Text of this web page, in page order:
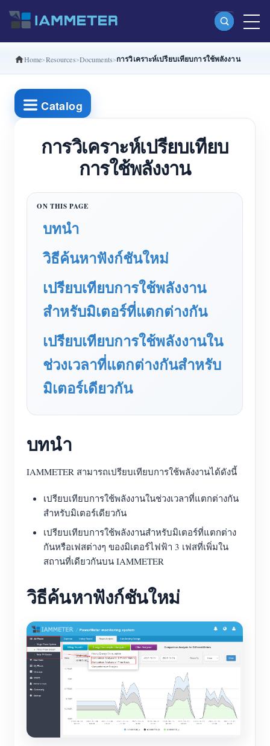
ผลิตภัณฑ์
มิเตอร์พลังงาน Wi-Fi เฟสเดียว (WEM3080)
มิเตอร์พลังงาน Wi-Fi แบบ Split Phase (WEM2067)
มิเตอร์พลังงาน Wi-Fi สามเฟส (WEM3080T)
มิเตอร์พลังงาน Wi-Fi สามเฟส (WEM3046T)
ตัวควบคุมกำลัง WiFi
IAMMETER Cloud Pro
บริการโฮสต์ด้วยตนเอง
โปรแกรมจำลอง IAMMETER
ระบบพยากรณ์และจำลองพลังงาน
แอปพลิเคชัน
ตัวตรวจสอบพลังงานระบบโซลาร์ PV
ตัวตรวจสอบการใช้ไฟฟ้า
ระบบควบคุมฮีตเตอร์ PV
ร้านค้า
แหล่งข้อมูล
คู่มือเริ่มต้นใช้งานผลิตภัณฑ์
เอกสาร
FAQ
ข่าวสาร
บล็อก
ชุมชน
โปรแกรมผู้ร่วมพัฒนา
ศูนย์ผู้ร่วมพัฒนา
กิจกรรม IAMMETER
ฟอรัม
App Store
สำรวจเว็บไซต์
โซลูชัน
ติดต่อ
Home Resources Documents การวิเคราะห์เปรียบเทียบการใช้พลังงาน
Catalog
การวิเคราะห์เปรียบเทียบ
การใช้พลังงาน
บทนำ
วิธีค้นหาฟังก์ชันใหม่
เปรียบเทียบการใช้พลังงาน
สำหรับมิเตอร์ที่แตกต่างกัน
เปรียบเทียบการใช้พลังงานใน
ช่วงเวลาที่แตกต่างกันสำหรับ
มิเตอร์เดียวกัน
บทนำ
IAMMETER สามารถเปรียบเทียบการใช้พลังงานได้ดังนี้
เปรียบเทียบการใช้พลังงานในช่วงเวลาที่แตกต่างกัน
สำหรับมิเตอร์เดียวกัน
เปรียบเทียบการใช้พลังงานสำหรับมิเตอร์ที่แตกต่าง
กันหรือเฟสต่างๆ ของมิเตอร์ไฟฟ้า 3 เฟสที่เพิ่มใน
สถานที่เดียวกันบน IAMMETER
วิธีค้นหาฟังก์ชันใหม่